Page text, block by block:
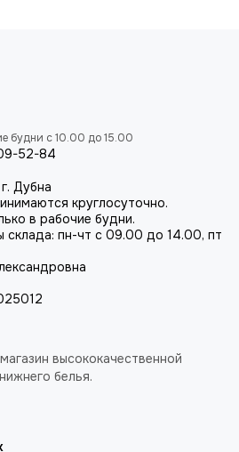
52-84
Дубна
круглосуточно.
в рабочие будни.
склада: пн-чт с 09.00 до 14.00, пт
высококачественной
белья.